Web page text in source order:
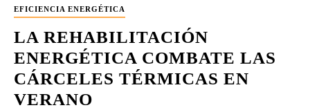
EFICIENCIA ENERGÉTICA
LA REHABILITACIÓN
ENERGÉTICA COMBATE LAS
CÁRCELES TÉRMICAS EN
VERANO